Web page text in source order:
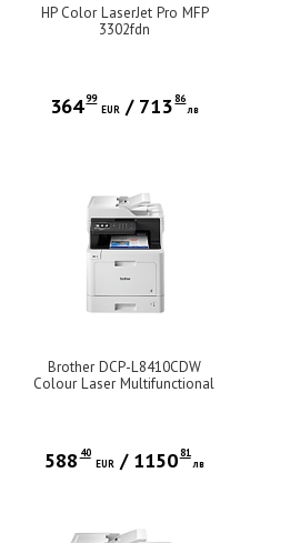
HP Color LaserJet Pro MFP
3302fdn
36499
EUR / 713 86
лв
Brother DCP-L8410CDW
Colour Laser Multifunctional
588 40
EUR/ 1150 81
лв